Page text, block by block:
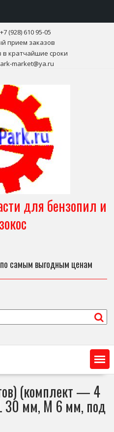
(928) 610 95-05
прием заказов
в кратчайшие сроки
market@ya.ru
для бензопил и
самым выгодным ценам
(комплект — 4
30 мм, М 6 мм, под